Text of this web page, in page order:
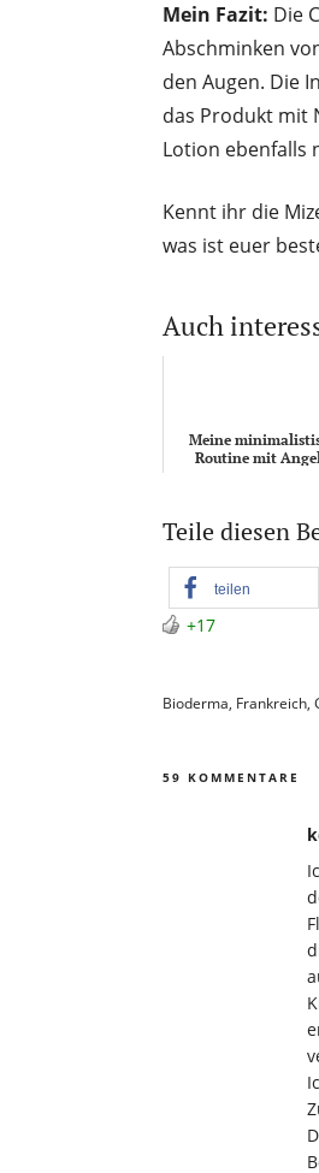
Mein Fazit: Die
Abschminken
den Augen. Die
das Produkt mit
Lotion ebenfalls
Kennt ihr die
was ist euer
Auch
Meine
Routine mit
Teile diesen
teilen
+17
Bioderma, Frankreich,
59 KOMMENTARE